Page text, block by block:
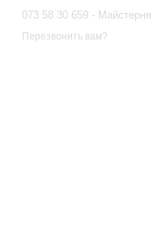
073 58 30 659 - Майстерня
Перезвонить вам?